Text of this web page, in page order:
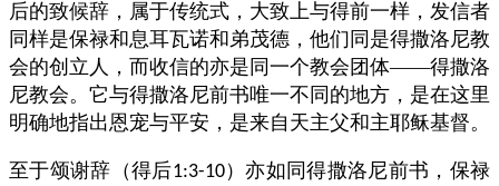
后的致候辞，属于传统式，大致上与得前一样，发信者
同样是保禄和息耳瓦诺和弟茂德，他们同是得撒洛尼教
会的创立人，而收信的亦是同一个教会团体——得撒洛
尼教会。它与得撒洛尼前书唯一不同的地方，是在这里
明确地指出恩宠与平安，是来自天主父和主耶稣基督。
至于颂谢辞（得后1:3-10）亦如同得撒洛尼前书，保禄